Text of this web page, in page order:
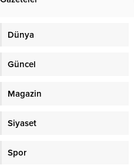
Dünya
Güncel
Magazin
Siyaset
Spor